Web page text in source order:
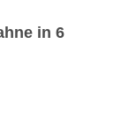
in 6